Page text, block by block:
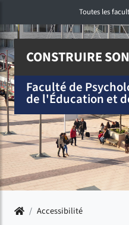
Accéder au menu principal
Accéder à la recherche
Accéder au pied de pageToutes les
CONSTRUIRE
Faculté de
de l'Éducation et
Accueil
/ Accessibilité